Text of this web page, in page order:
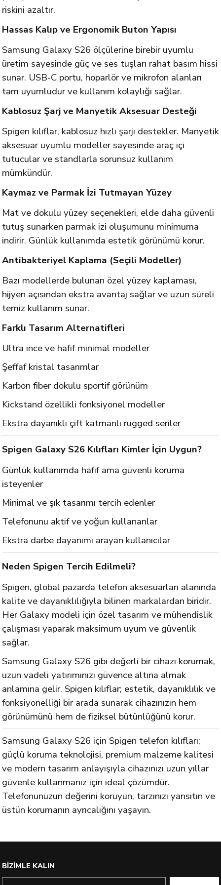
riskini azaltır.
Hassas Kalıp ve Ergonomik Buton Yapısı
Samsung Galaxy S26 ölçülerine birebir uyumlu
üretim sayesinde güç ve ses tuşları rahat basım hissi
sunar. USB-C portu, hoparlör ve mikrofon alanları
tam uyumludur ve kullanım kolaylığı sağlar.
Kablosuz Şarj ve Manyetik Aksesuar Desteği
Spigen kılıflar, kablosuz hızlı şarjı destekler. Manyetik
aksesuar uyumlu modeller sayesinde araç içi
tutucular ve standlarla sorunsuz kullanım
mümkündür.
Kaymaz ve Parmak İzi Tutmayan Yüzey
Mat ve dokulu yüzey seçenekleri, elde daha güvenli
tutuş sunarken parmak izi oluşumunu minimuma
indirir. Günlük kullanımda estetik görünümü korur.
Antibakteriyel Kaplama (Seçili Modeller)
Bazı modellerde bulunan özel yüzey kaplaması,
hijyen açısından ekstra avantaj sağlar ve uzun süreli
temiz kullanım sunar.
Farklı Tasarım Alternatifleri
Ultra ince ve hafif minimal modeller
Şeffaf kristal tasarımlar
Karbon fiber dokulu sportif görünüm
Kickstand özellikli fonksiyonel modeller
Ekstra dayanıklı çift katmanlı rugged seriler
Spigen Galaxy S26 Kılıfları Kimler İçin Uygun?
Günlük kullanımda hafif ama güvenli koruma
isteyenler
Minimal ve şık tasarımı tercih edenler
Telefonunu aktif ve yoğun kullananlar
Ekstra darbe dayanımı arayan kullanıcılar
Neden Spigen Tercih Edilmeli?
Spigen, global pazarda telefon aksesuarları alanında
kalite ve dayanıklılığıyla bilinen markalardan biridir.
Her Galaxy modeli için özel tasarım ve mühendislik
çalışması yaparak maksimum uyum ve güvenlik
sağlar.
Samsung Galaxy S26 gibi değerli bir cihazı korumak,
uzun vadeli yatırımınızı güvence altına almak
anlamına gelir. Spigen kılıflar; estetik, dayanıklılık ve
fonksiyonelliği bir arada sunarak cihazınızın hem
görünümünü hem de fiziksel bütünlüğünü korur.
Samsung Galaxy S26 için Spigen telefon kılıfları;
güçlü koruma teknolojisi, premium malzeme kalitesi
ve modern tasarım anlayışıyla cihazınızı uzun yıllar
güvenle kullanmanız için ideal çözümdür.
Telefonunuzun değerini koruyun, tarzınızı yansıtın ve
üstün korumanın ayrıcalığını yaşayın.
BİZİMLE KALIN